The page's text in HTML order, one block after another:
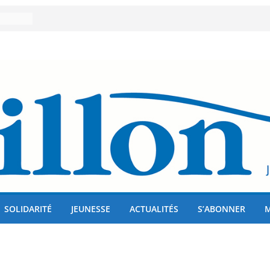
!
SOLIDARITÉ JEUNESSE ACTUALITÉS S’ABONNER